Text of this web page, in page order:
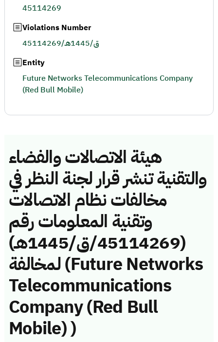
هيئة الاتصالات والفضاء
والتقنية تنشر قرار لجنة النظر في
مخالفات نظام الاتصالات
وتقنية المعلومات رقم
(45114269/ق/1445هـ)
لمخالفة (Future Networks
Telecommunications
Company (Red Bull
Mobile) )
45114269
Violations Number
45114269/ق/1445هـ
Entity
Future Networks Telecommunications Company
(Red Bull Mobile)